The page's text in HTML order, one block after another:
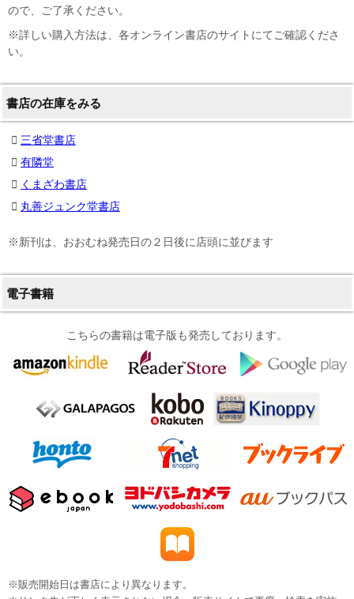
ので、ご了承ください。
※詳しい購入方法は、各オンライン書店のサイトにてご確認くださ
い。
書店の在庫をみる
三省堂書店
有隣堂
くまざわ書店
丸善ジュンク堂書店
※新刊は、おおむね発売日の２日後に店頭に並びます
電子書籍
こちらの書籍は電子版も発売しております。
※販売開始日は書店により異なります。